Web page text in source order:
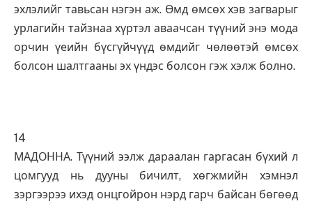
эхлэлийг тавьсан нэгэн аж. Өмд өмсөх хэв загварыг
урлагийн тайзнаа хүртэл аваачсан түүний энэ мода
орчин үеийн бүсгүйчүүд өмдийг чөлөөтэй өмсөх
болсон шалтгааны эх үндэс болсон гэж хэлж болно.
14
МАДОННА. Түүний ээлж дараалан гаргасан бүхий л
цомгууд нь дууны бичилт, хөгжмийн хэмнэл
зэргээрээ ихэд онцгойрон нэрд гарч байсан бөгөөд